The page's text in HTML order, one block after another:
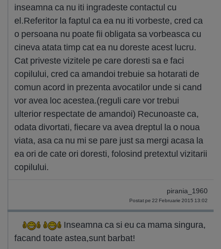
inseamna ca nu iti ingradeste contactul cu
el.Referitor la faptul ca ea nu iti vorbeste, cred ca
o persoana nu poate fii obligata sa vorbeasca cu
cineva atata timp cat ea nu doreste acest lucru.
Cat priveste vizitele pe care doresti sa e faci
copilului, cred ca amandoi trebuie sa hotarati de
comun acord in prezenta avocatilor unde si cand
vor avea loc acestea.(reguli care vor trebui
ulterior respectate de amandoi) Recunoaste ca,
odata divortati, fiecare va avea dreptul la o noua
viata, asa ca nu mi se pare just sa mergi acasa la
ea ori de cate ori doresti, folosind pretextul vizitarii
copilului.
pirania_1960
Postat pe 22 Februarie 2015 13:02
Inseamna ca si eu ca mama singura,
facand toate astea,sunt barbat!